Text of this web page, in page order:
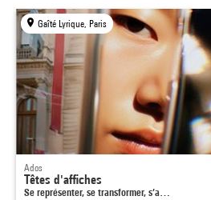
Gaîté Lyrique, Paris
Ados
Têtes d'affiches
Se représenter, se transformer, s’a…